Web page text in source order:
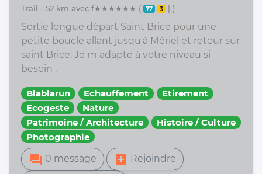
trail - 52 km avec f★★★★★★ ( 77 3 | )
Sortie longue départ Saint Brice pour une
petite boucle allant jusqu'à Mériel et retour sur
saint Brice. Je m adapte à votre niveau si
besoin .
Blablarun Echauffement
Etirement
Ecogeste
Nature
Patrimoine / Architecture
Histoire / Culture
Photographie
forum 0 message add_box Rejoindre